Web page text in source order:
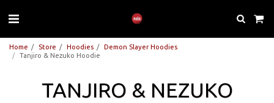
Home Store Hoodies
Demon Slayer Hoodies
Tanjiro & Nezuko Hoodie
TANJIRO & NEZUKO